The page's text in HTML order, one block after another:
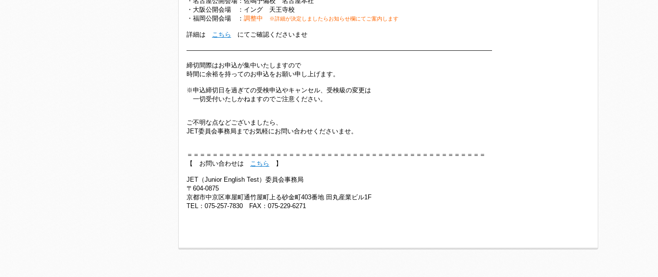
・大阪公開会場 ：イング 天王寺校
・福岡公開会場 ： 調整中 ※詳細が決定しましたらお知らせ欄にてご案内します
詳細は こちら にてご確認くださいませ
――――――――――――――――――――――――――――――――――――――――――――――――
締切間際はお申込が集中いたしますので
時間に余裕を持ってのお申込をお願い申し上げます。
※申込締切日を過ぎての受検申込やキャンセル、受検級の変更は
一切受付いたしかねますのでご注意ください。
ご不明な点などございましたら、
JET委員会事務局までお気軽にお問い合わせくださいませ。
＝＝＝＝＝＝＝＝＝＝＝＝＝＝＝＝＝＝＝＝＝＝＝＝＝＝＝＝＝＝＝＝＝＝＝＝＝＝＝＝＝＝＝＝＝＝＝
【 お問い合わせは こちら 】
JET（Junior English Test）委員会事務局
〒604-0875
京都市中京区車屋町通竹屋町上る砂金町403番地 田丸産業ビル1F
TEL：075-257-7830 FAX：075-229-6271